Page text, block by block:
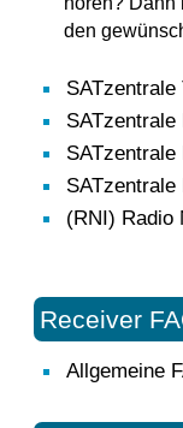
den
SATzentrale
SATzentrale
SATzentrale
SATzentrale
(RNI) Radio
Receiver
Allgemeine